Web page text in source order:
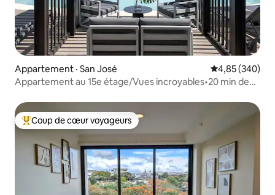
Appartement · San José Note
4,85 (340)
Appartement au 15e étage/Vues incroyables•20 min de
Coup de cœur voyageurs parmi les plus aimés
Coup de cœur voyageurs